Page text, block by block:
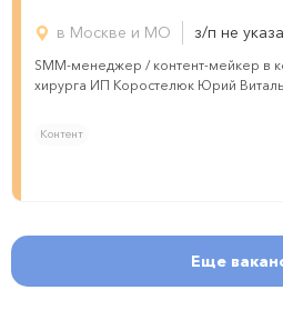
в Москве и МО з/п не
SMM-менеджер / контент-мейкер в
хирурга ИП Коростелюк Юрий
Контент
Еще